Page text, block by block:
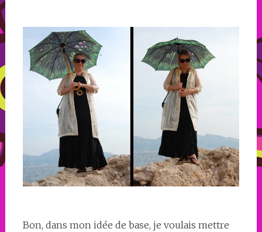
Bon, dans mon idée de base, je voulais mettre